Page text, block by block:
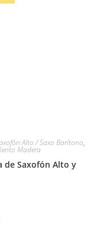
Alto / Saxo Barítono,
Madera
de Saxofón Alto y